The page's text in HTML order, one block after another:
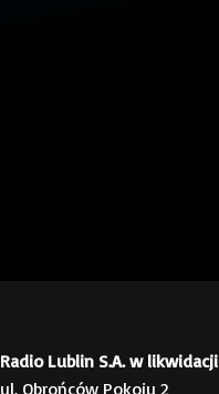
Radio Lublin S.A. w likwidacji
ul. Obrońców Pokoju 2